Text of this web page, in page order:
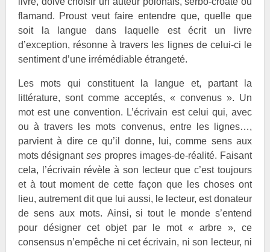
flamand. Proust veut faire entendre que, quelle que
soit la langue dans laquelle est écrit un livre
d’exception, résonne à travers les lignes de celui-ci le
sentiment d’une irrémédiable étrangeté.
Les mots qui constituent la langue et, partant la
littérature, sont comme acceptés, « convenus ». Un
mot est une convention. L’écrivain est celui qui, avec
ou à travers les mots convenus, entre les lignes…,
parvient à dire ce qu’il donne, lui, comme sens aux
mots désignant sespropres images-de-réalité. Faisant
cela, l’écrivain révèle à son lecteur que c’est toujours
et à tout moment de cette façon que les choses ont
lieu, autrement dit que lui aussi, le lecteur, est donateur
de sens aux mots. Ainsi, si tout le monde s’entend
pour désigner cet objet par le mot « arbre », ce
consensus n’empêche ni cet écrivain, ni son lecteur, ni